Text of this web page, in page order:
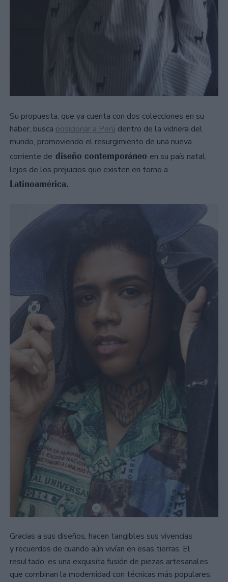
Su propuesta, que ya cuenta con dos colecciones en su
haber, busca posicionar a Perú dentro de la vidriera del
mundo, promoviendo el resurgimiento de una nueva
corriente de diseño contemporáneo en su país natal,
lejos de los prejuicios que existen en torno a
Latinoamérica.
Gracias a sus diseños, hacen tangibles sus vivencias
y recuerdos de cuando aún vivían en esas tierras. El
resultado, es una exquisita fusión de piezas artesanales
que combinan la modernidad con técnicas más populares,